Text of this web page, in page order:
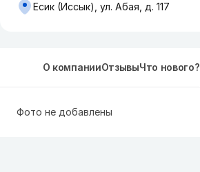
Есик (Иссык), ул. Абая, д. 117
О компанииОтзывыЧто нового?
Фото не добавлены